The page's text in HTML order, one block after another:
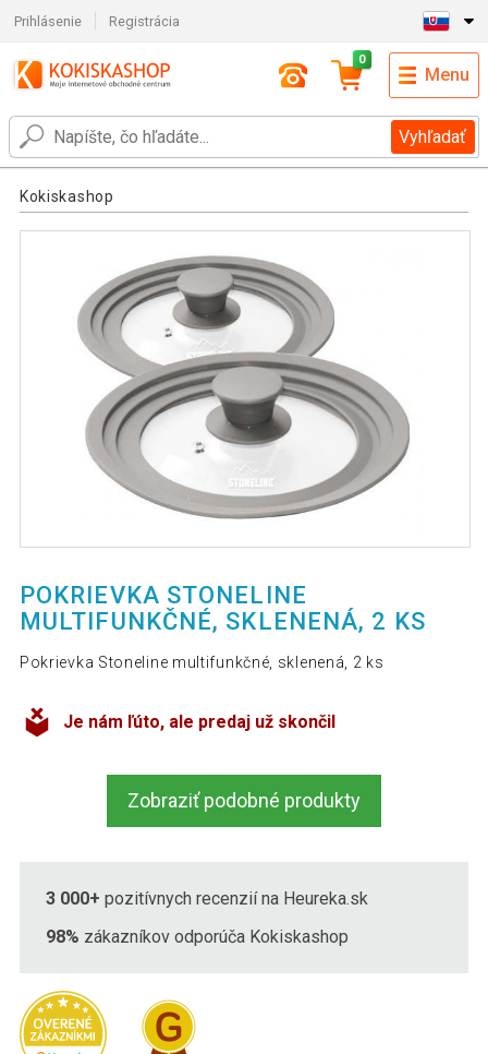
Prihlásenie Registrácia
Vyhľadať
0
Menu
Kokiskashop
POKRIEVKA STONELINE
MULTIFUNKČNÉ, SKLENENÁ, 2 KS
Pokrievka Stoneline multifunkčné, sklenená, 2 ks
Je nám ľúto, ale predaj už skončil
Zobraziť podobné produkty
3 000+ pozitívnych recenzií na Heureka.sk
98% zákazníkov odporúča Kokiskashop